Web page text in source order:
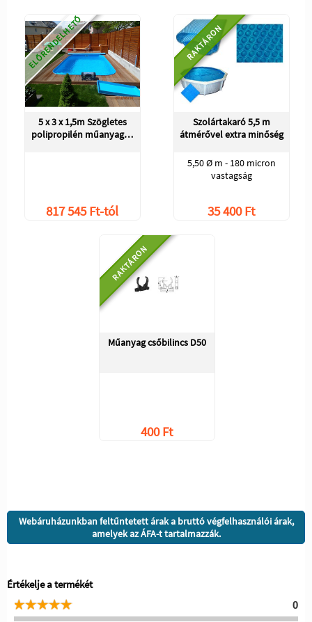
ELŐRENDELHETŐ
5 x 3 x 1,5m Szögletes
polipropilén műanyag…
817 545 Ft-tól
RAKTÁRON
Szolártakaró 5,5 m
átmérővel extra minőség
5,50 Ø m - 180 micron
vastagság
35 400 Ft
RAKTÁRON
Műanyag csőbilincs D50
400 Ft
Webáruházunkban feltűntetett árak a bruttó végfelhasználói árak,
amelyek az ÁFA-t tartalmazzák.
Értékelje a termékét
0